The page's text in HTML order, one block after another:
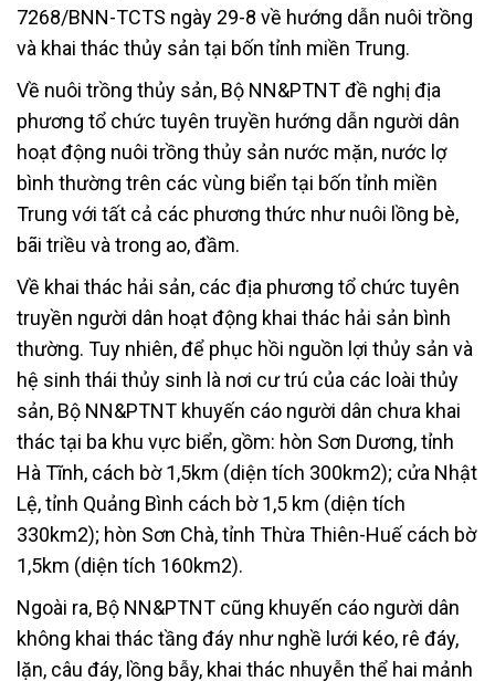
7268/BNN-TCTS ngày 29-8 về hướng dẫn nuôi trồng
và khai thác thủy sản tại bốn tỉnh miền Trung.
Về nuôi trồng thủy sản, Bộ NN&PTNT đề nghị địa
phương tổ chức tuyên truyền hướng dẫn người dân
hoạt động nuôi trồng thủy sản nước mặn, nước lợ
bình thường trên các vùng biển tại bốn tỉnh miền
Trung với tất cả các phương thức như nuôi lồng bè,
bãi triều và trong ao, đầm.
Về khai thác hải sản, các địa phương tổ chức tuyên
truyền người dân hoạt động khai thác hải sản bình
thường. Tuy nhiên, để phục hồi nguồn lợi thủy sản và
hệ sinh thái thủy sinh là nơi cư trú của các loài thủy
sản, Bộ NN&PTNT khuyến cáo người dân chưa khai
thác tại ba khu vực biển, gồm: hòn Sơn Dương, tỉnh
Hà Tĩnh, cách bờ 1,5km (diện tích 300km2); cửa Nhật
Lệ, tỉnh Quảng Bình cách bờ 1,5 km (diện tích
330km2); hòn Sơn Chà, tỉnh Thừa Thiên-Huế cách bờ
1,5km (diện tích 160km2).
Ngoài ra, Bộ NN&PTNT cũng khuyến cáo người dân
không khai thác tầng đáy như nghề lưới kéo, rê đáy,
lặn, câu đáy, lồng bẫy, khai thác nhuyễn thể hai mảnh